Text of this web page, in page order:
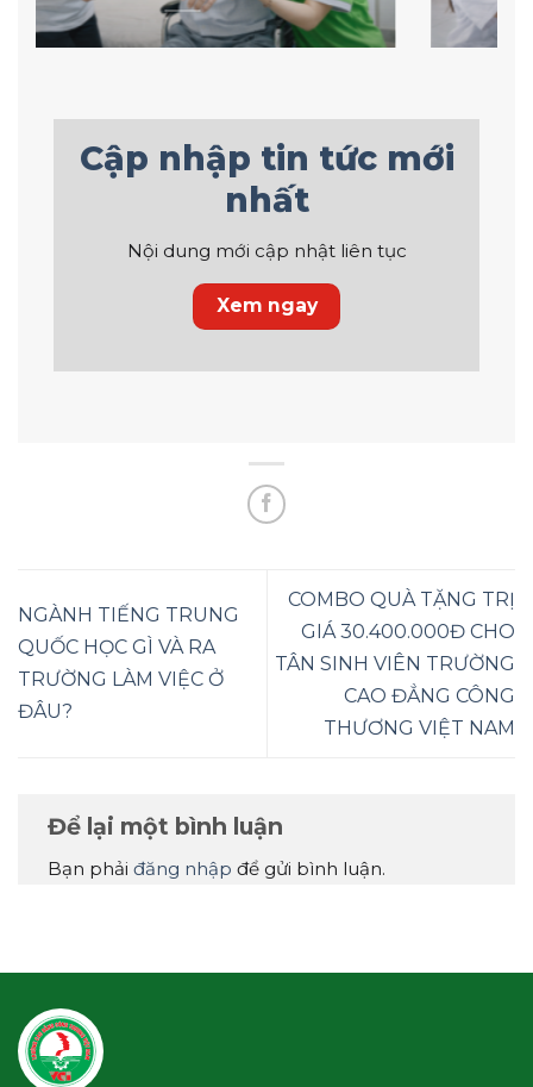
Cập nhập tin tức mới
nhất
Nội dung mới cập nhật liên tục
Xem ngay
NGÀNH TIẾNG TRUNG
QUỐC HỌC GÌ VÀ RA
TRƯỜNG LÀM VIỆC Ở
ĐÂU?
COMBO QUÀ TẶNG TRỊ
GIÁ 30.400.000Đ CHO
TÂN SINH VIÊN TRƯỜNG
CAO ĐẲNG CÔNG
THƯƠNG VIỆT NAM
Để lại một bình luận
Bạn phải đăng nhập để gửi bình luận.